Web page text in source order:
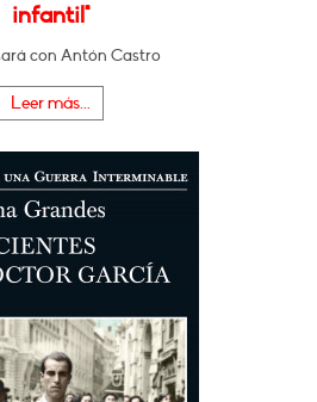
infantil"
con Antón Castro
Leer más...